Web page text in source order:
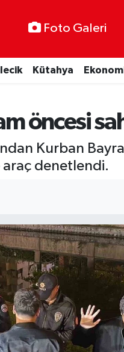
Foto Galeri
Kütahya
öncesi
Kurban
araç denetlendi.